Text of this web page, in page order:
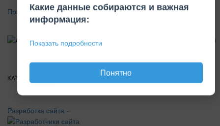
Правила возврата
КОНСТРУКЦИОННЫЙ
КАТАЛОГ ВАКАНСИИ
Разработка сайта -
Какие данные собираются и важная
информация:
Показать подробности
Понятно